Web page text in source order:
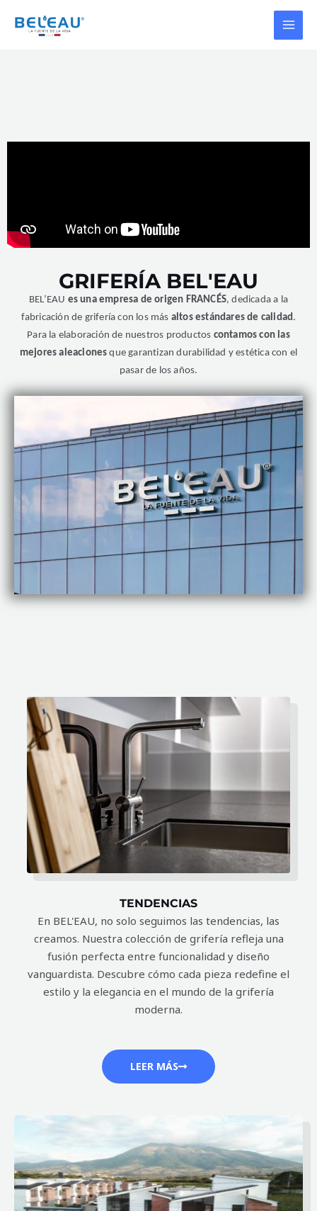
GRIFERÍA BEL'EAU
BEL’EAU es una empresa de origen FRANCÉS, dedicada a la
fabricación de grifería con los más altos estándares de calidad.
Para la elaboración de nuestros productos contamos con las
mejores aleaciones que garantizan durabilidad y estética con el
pasar de los años.
TENDENCIAS
En BEL'EAU, no solo seguimos las tendencias, las
creamos. Nuestra colección de grifería refleja una
fusión perfecta entre funcionalidad y diseño
vanguardista. Descubre cómo cada pieza redefine el
estilo y la elegancia en el mundo de la grifería
moderna.
LEER MÁS